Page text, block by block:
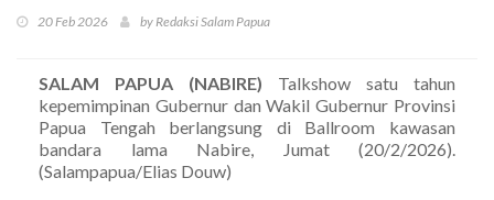
20 Feb 2026 by Redaksi Salam Papua
SALAM PAPUA (NABIRE) Talkshow satu tahun
kepemimpinan Gubernur dan Wakil Gubernur Provinsi
Papua Tengah berlangsung di Ballroom kawasan
bandara lama Nabire, Jumat (20/2/2026).
(Salampapua/Elias Douw)